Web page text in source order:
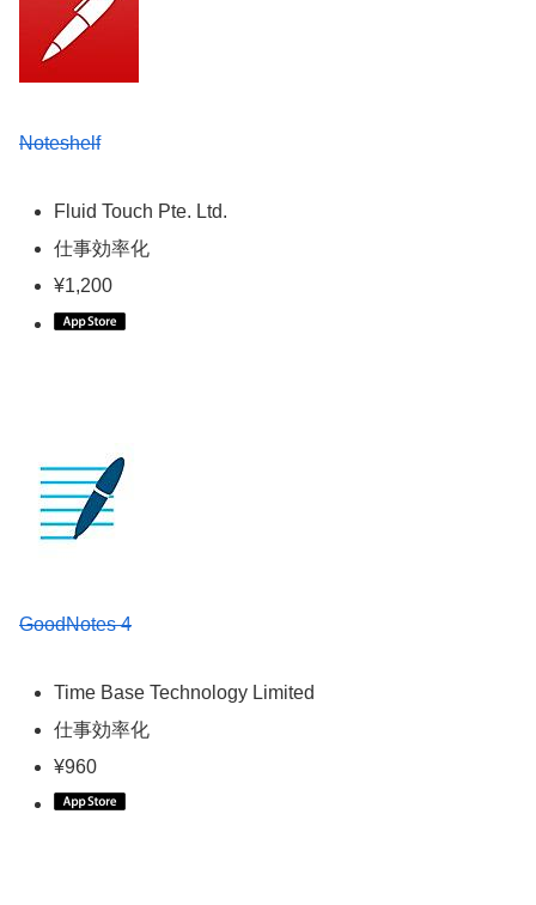
Noteshelf
Fluid Touch Pte. Ltd.
仕事効率化
¥1,200
GoodNotes 4
Time Base Technology Limited
仕事効率化
¥960